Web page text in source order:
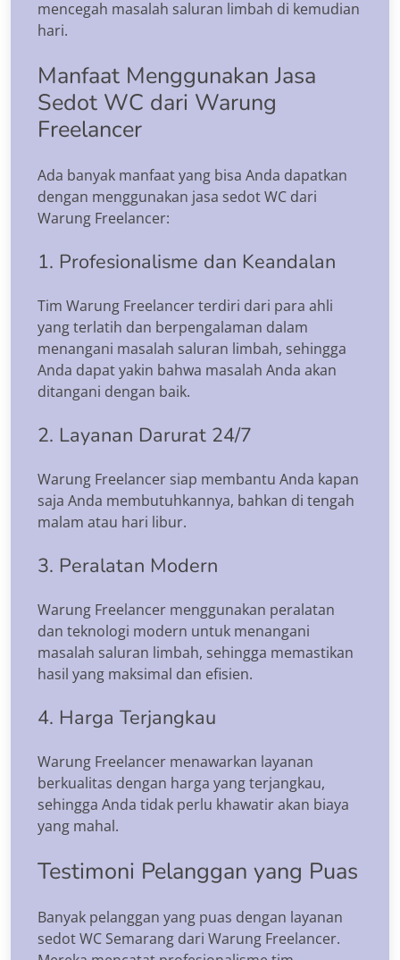
mencegah masalah saluran limbah di kemudian
hari.
Manfaat Menggunakan Jasa
Sedot WC dari Warung
Freelancer
Ada banyak manfaat yang bisa Anda dapatkan
dengan menggunakan jasa sedot WC dari
Warung Freelancer:
1. Profesionalisme dan Keandalan
Tim Warung Freelancer terdiri dari para ahli
yang terlatih dan berpengalaman dalam
menangani masalah saluran limbah, sehingga
Anda dapat yakin bahwa masalah Anda akan
ditangani dengan baik.
2. Layanan Darurat 24/7
Warung Freelancer siap membantu Anda kapan
saja Anda membutuhkannya, bahkan di tengah
malam atau hari libur.
3. Peralatan Modern
Warung Freelancer menggunakan peralatan
dan teknologi modern untuk menangani
masalah saluran limbah, sehingga memastikan
hasil yang maksimal dan efisien.
4. Harga Terjangkau
Warung Freelancer menawarkan layanan
berkualitas dengan harga yang terjangkau,
sehingga Anda tidak perlu khawatir akan biaya
yang mahal.
Testimoni Pelanggan yang Puas
Banyak pelanggan yang puas dengan layanan
sedot WC Semarang dari Warung Freelancer.